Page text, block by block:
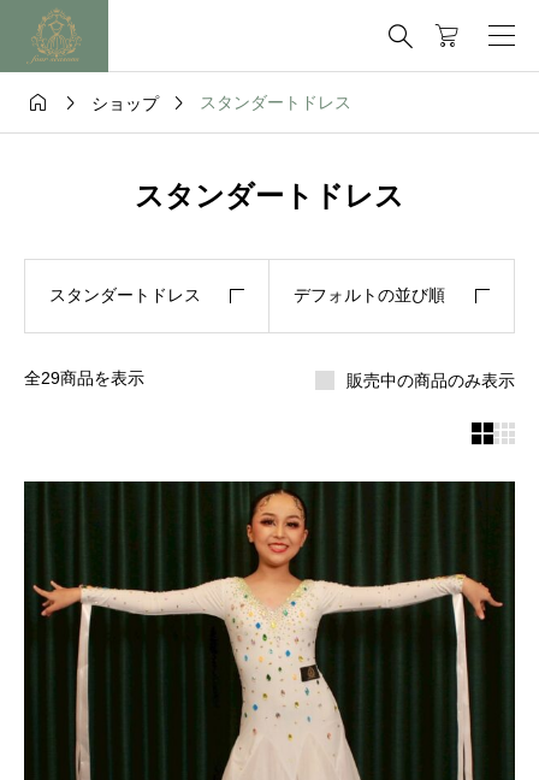

  ショップ  スタンダートドレス
スタンダートドレス
全29商品を表示
スタンダートドレス デフォルトの並び順
販売中の商品のみ表示
